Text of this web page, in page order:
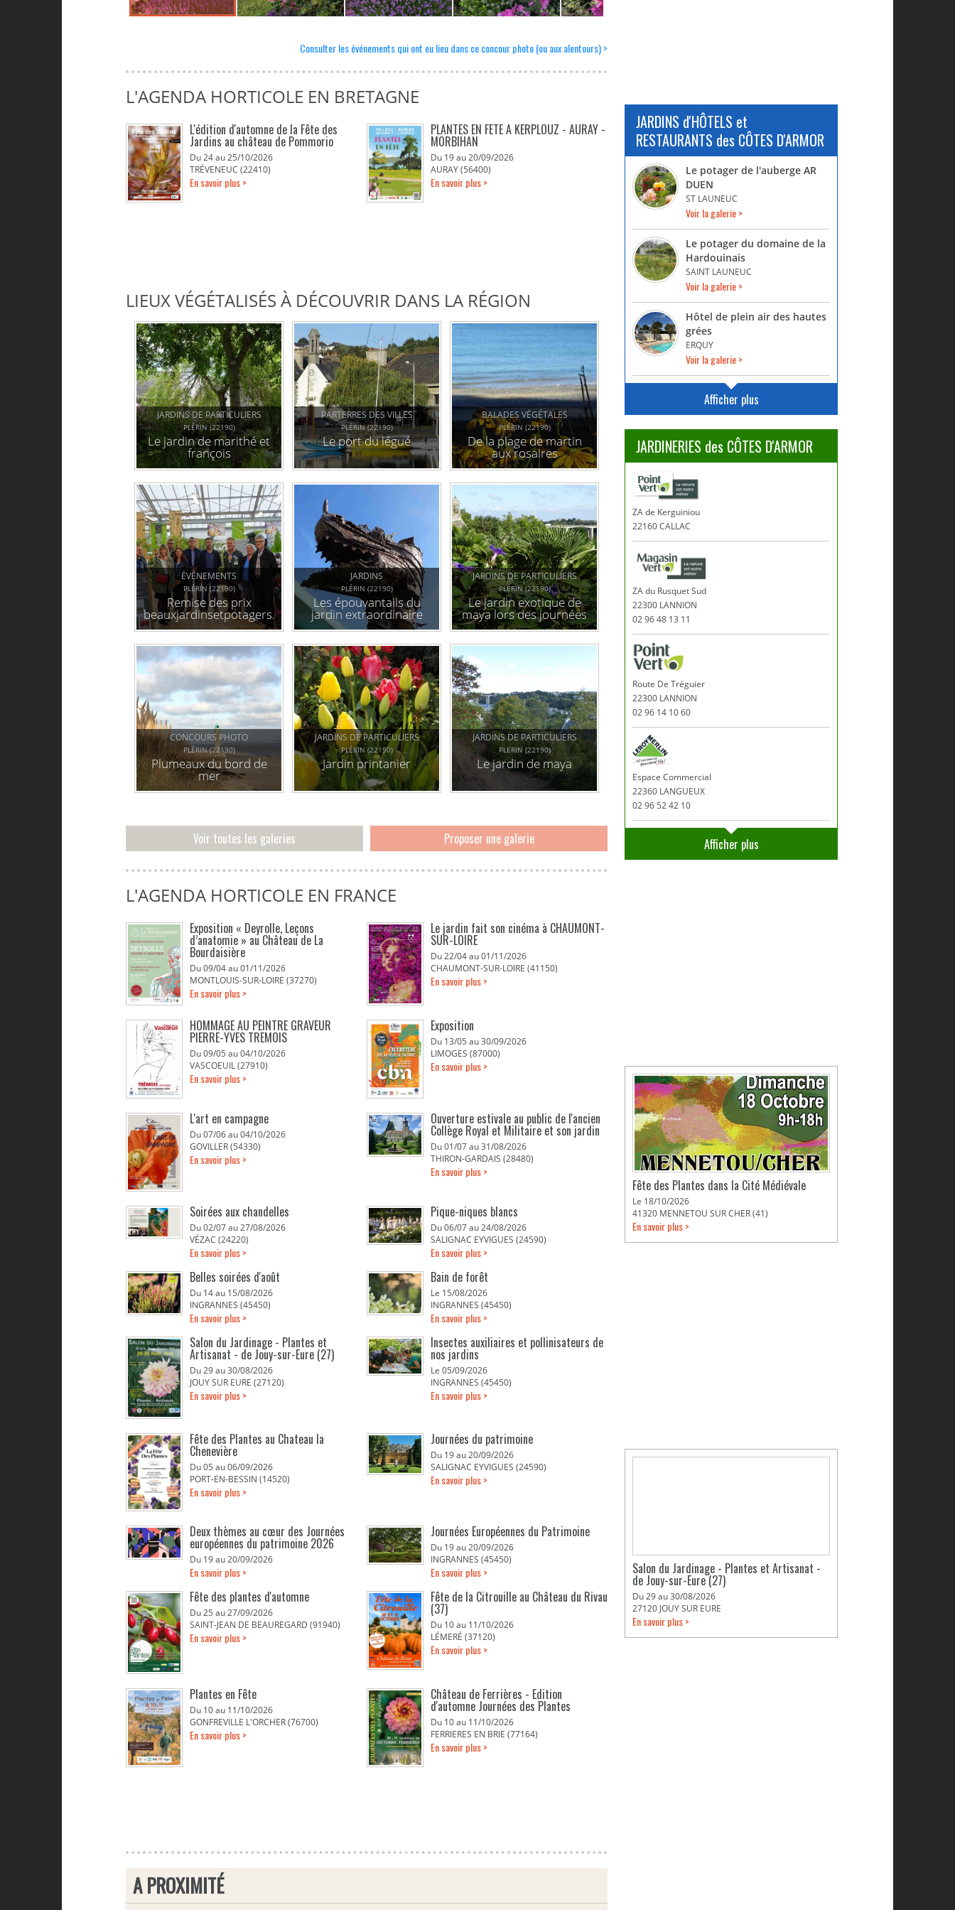
Consulter les événements qui ont eu lieu dans ce concour photo (ou aux alentours) >
L'AGENDA HORTICOLE EN BRETAGNE
L'édition d'automne de la Fête des
Jardins au château de Pommorio
Du 24 au 25/10/2026
TRÉVENEUC (22410)
En savoir plus >
PLANTES EN FETE A KERPLOUZ - AURAY -
MORBIHAN
Du 19 au 20/09/2026
AURAY (56400)
En savoir plus >
LIEUX VÉGÉTALISÉS À DÉCOUVRIR DANS LA RÉGION
JARDINS DE PARTICULIERS
PLÉRIN (22190)
Le jardin de marithé et
françois
PARTERRES DES VILLES
PLÉRIN (22190)
Le port du légué
BALADES VÉGÉTALES
PLÉRIN (22190)
De la plage de martin
aux rosaires
ÉVÉNEMENTS
PLÉRIN (22190)
Remise des prix
beauxjardinsetpotagers.fr
au magasin vert de
JARDINS
PLÉRIN (22190)
Les épouvantails du
jardin extraordinaire
JARDINS DE PARTICULIERS
PLÉRIN (22190)
Le jardin exotique de
maya lors des journées
du patrimoine 2015
CONCOURS PHOTO
PLÉRIN (22190)
Plumeaux du bord de
mer
JARDINS DE PARTICULIERS
PLÉRIN (22190)
Jardin printanier
JARDINS DE PARTICULIERS
PLERIN (22190)
Le jardin de maya
Voir toutes les galeries Proposer une galerie
L'AGENDA HORTICOLE EN FRANCE
Exposition « Deyrolle, Leçons
d’anatomie » au Château de La
Bourdaisière
Du 09/04 au 01/11/2026
MONTLOUIS-SUR-LOIRE (37270)
En savoir plus >
Le jardin fait son cinéma à CHAUMONT-
SUR-LOIRE
Du 22/04 au 01/11/2026
CHAUMONT-SUR-LOIRE (41150)
En savoir plus >
HOMMAGE AU PEINTRE GRAVEUR
PIERRE-YVES TREMOIS
Du 09/05 au 04/10/2026
VASCOEUIL (27910)
En savoir plus >
Exposition
Du 13/05 au 30/09/2026
LIMOGES (87000)
En savoir plus >
L'art en campagne
Du 07/06 au 04/10/2026
GOVILLER (54330)
En savoir plus >
Ouverture estivale au public de l'ancien
Collège Royal et Militaire et son jardin
Du 01/07 au 31/08/2026
THIRON-GARDAIS (28480)
En savoir plus >
Soirées aux chandelles
Du 02/07 au 27/08/2026
VÉZAC (24220)
En savoir plus >
Pique-niques blancs
Du 06/07 au 24/08/2026
SALIGNAC EYVIGUES (24590)
En savoir plus >
Belles soirées d'août
Du 14 au 15/08/2026
INGRANNES (45450)
En savoir plus >
Bain de forêt
Le 15/08/2026
INGRANNES (45450)
En savoir plus >
Salon du Jardinage - Plantes et
Artisanat - de Jouy-sur-Eure (27)
Du 29 au 30/08/2026
JOUY SUR EURE (27120)
En savoir plus >
Insectes auxiliaires et pollinisateurs de
nos jardins
Le 05/09/2026
INGRANNES (45450)
En savoir plus >
Fête des Plantes au Chateau la
Chenevière
Du 05 au 06/09/2026
PORT-EN-BESSIN (14520)
En savoir plus >
Journées du patrimoine
Du 19 au 20/09/2026
SALIGNAC EYVIGUES (24590)
En savoir plus >
Deux thèmes au cœur des Journées
européennes du patrimoine 2026
Du 19 au 20/09/2026
En savoir plus >
Journées Européennes du Patrimoine
Du 19 au 20/09/2026
INGRANNES (45450)
En savoir plus >
Fête des plantes d'automne
Du 25 au 27/09/2026
SAINT-JEAN DE BEAUREGARD (91940)
En savoir plus >
Fête de la Citrouille au Château du Rivau
(37)
Du 10 au 11/10/2026
LÉMERÉ (37120)
En savoir plus >
Plantes en Fête
Du 10 au 11/10/2026
GONFREVILLE L'ORCHER (76700)
En savoir plus >
Château de Ferrières - Edition
d'automne Journées des Plantes
Du 10 au 11/10/2026
FERRIERES EN BRIE (77164)
En savoir plus >
A PROXIMITÉ
JARDINS d'HÔTELS et
RESTAURANTS des CÔTES D'ARMOR
Le potager de l'auberge AR
DUEN
ST LAUNEUC
Voir la galerie >
Le potager du domaine de la
Hardouinais
SAINT LAUNEUC
Voir la galerie >
Hôtel de plein air des hautes
grées
ERQUY
Voir la galerie >
Afficher plus
JARDINERIES des CÔTES D'ARMOR
ZA de Kerguiniou
22160 CALLAC
ZA du Rusquet Sud
22300 LANNION
02 96 48 13 11
Route De Tréguier
22300 LANNION
02 96 14 10 60
Espace Commercial
22360 LANGUEUX
02 96 52 42 10
Afficher plus
Fête des Plantes dans la Cité Médiévale
Le 18/10/2026
41320 MENNETOU SUR CHER (41)
En savoir plus >
Salon du Jardinage - Plantes et Artisanat -
de Jouy-sur-Eure (27)
Du 29 au 30/08/2026
27120 JOUY SUR EURE
En savoir plus >